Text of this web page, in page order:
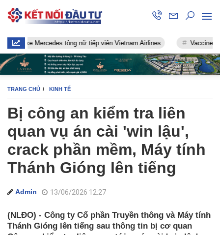
Mercedes tông nữ tiếp viên Vietnam Airlines Vaccine chống
TRANG CHỦ KINH TẾ
Bị công an kiểm tra liên
quan vụ án cài 'win lậu',
crack phần mềm, Máy tính
Thánh Gióng lên tiếng
Admin 13/06/2026 12:27
(NLĐO) - Công ty Cổ phần Truyền thông và Máy tính
Thánh Gióng lên tiếng sau thông tin bị cơ quan